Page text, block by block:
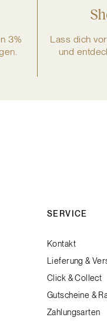
3%
Lass dich
und
SERVICE
Kontakt
Lieferung &
Click & Collect
Gutscheine &
Zahlungsarten